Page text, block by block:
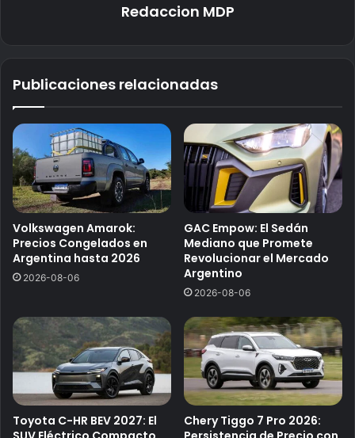
Redaccion MDP
Publicaciones relacionadas
Volkswagen Amarok:
Precios Congelados en
Argentina hasta 2026
2026-08-06
GAC Empow: El Sedán
Mediano que Promete
Revolucionar el Mercado
Argentino
2026-08-06
Toyota C-HR BEV 2027: El
Chery Tiggo 7 Pro 2026: